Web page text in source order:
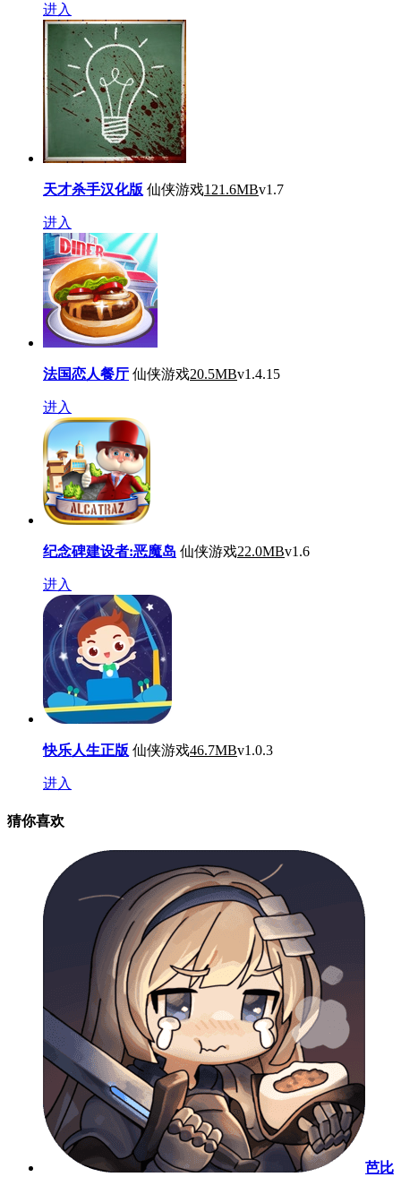
进入
天才杀手汉化版 仙侠游戏121.6MBv1.7
进入
法国恋人餐厅 仙侠游戏20.5MBv1.4.15
进入
纪念碑建设者:恶魔岛 仙侠游戏22.0MBv1.6
进入
快乐人生正版 仙侠游戏46.7MBv1.0.3
进入
猜你喜欢
芭比